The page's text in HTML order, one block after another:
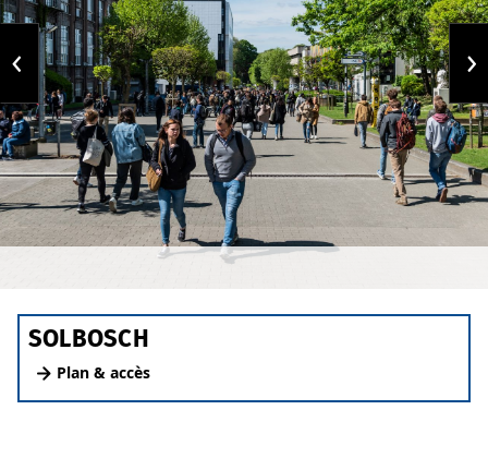
SOLBOSCH
Plan & accès